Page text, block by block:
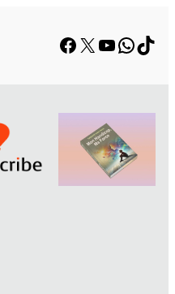
Facebook
X YouTube